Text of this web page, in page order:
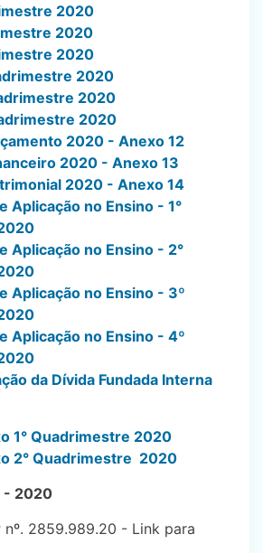
2020
2020
2020
2020
2020
2020
2020 - Anexo 12
2020 - Anexo 13
2020 - Anexo 14
Aplicação no Ensino - 1°
Aplicação no Ensino - 2°
Aplicação no Ensino - 3º
Aplicação no Ensino - 4º
da Dívida Fundada Interna
1° Quadrimestre 2020
2° Quadrimestre 2020
- 2020
nº. 2859.989.20 - Link para